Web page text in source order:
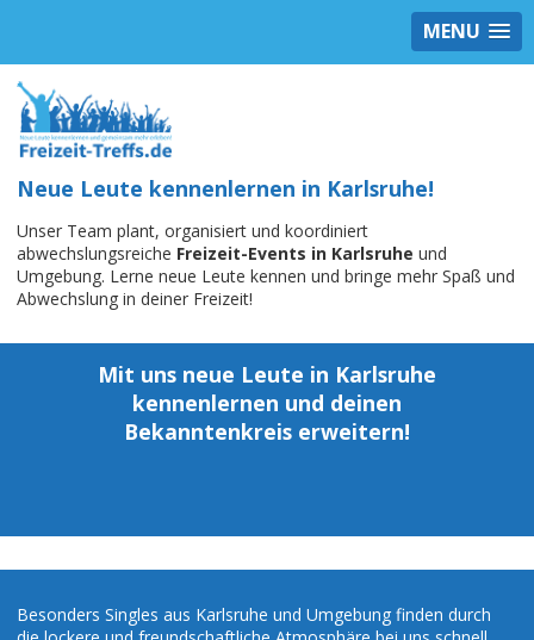
MENU
Neue Leute kennenlernen in Karlsruhe!
Unser Team plant, organisiert und koordiniert
abwechslungsreiche Freizeit-Events in Karlsruhe und
Umgebung. Lerne neue Leute kennen und bringe mehr Spaß und
Abwechslung in deiner Freizeit!
Mit uns neue Leute in Karlsruhe
kennenlernen und deinen
Bekanntenkreis erweitern!
Besonders Singles aus Karlsruhe und Umgebung finden durch